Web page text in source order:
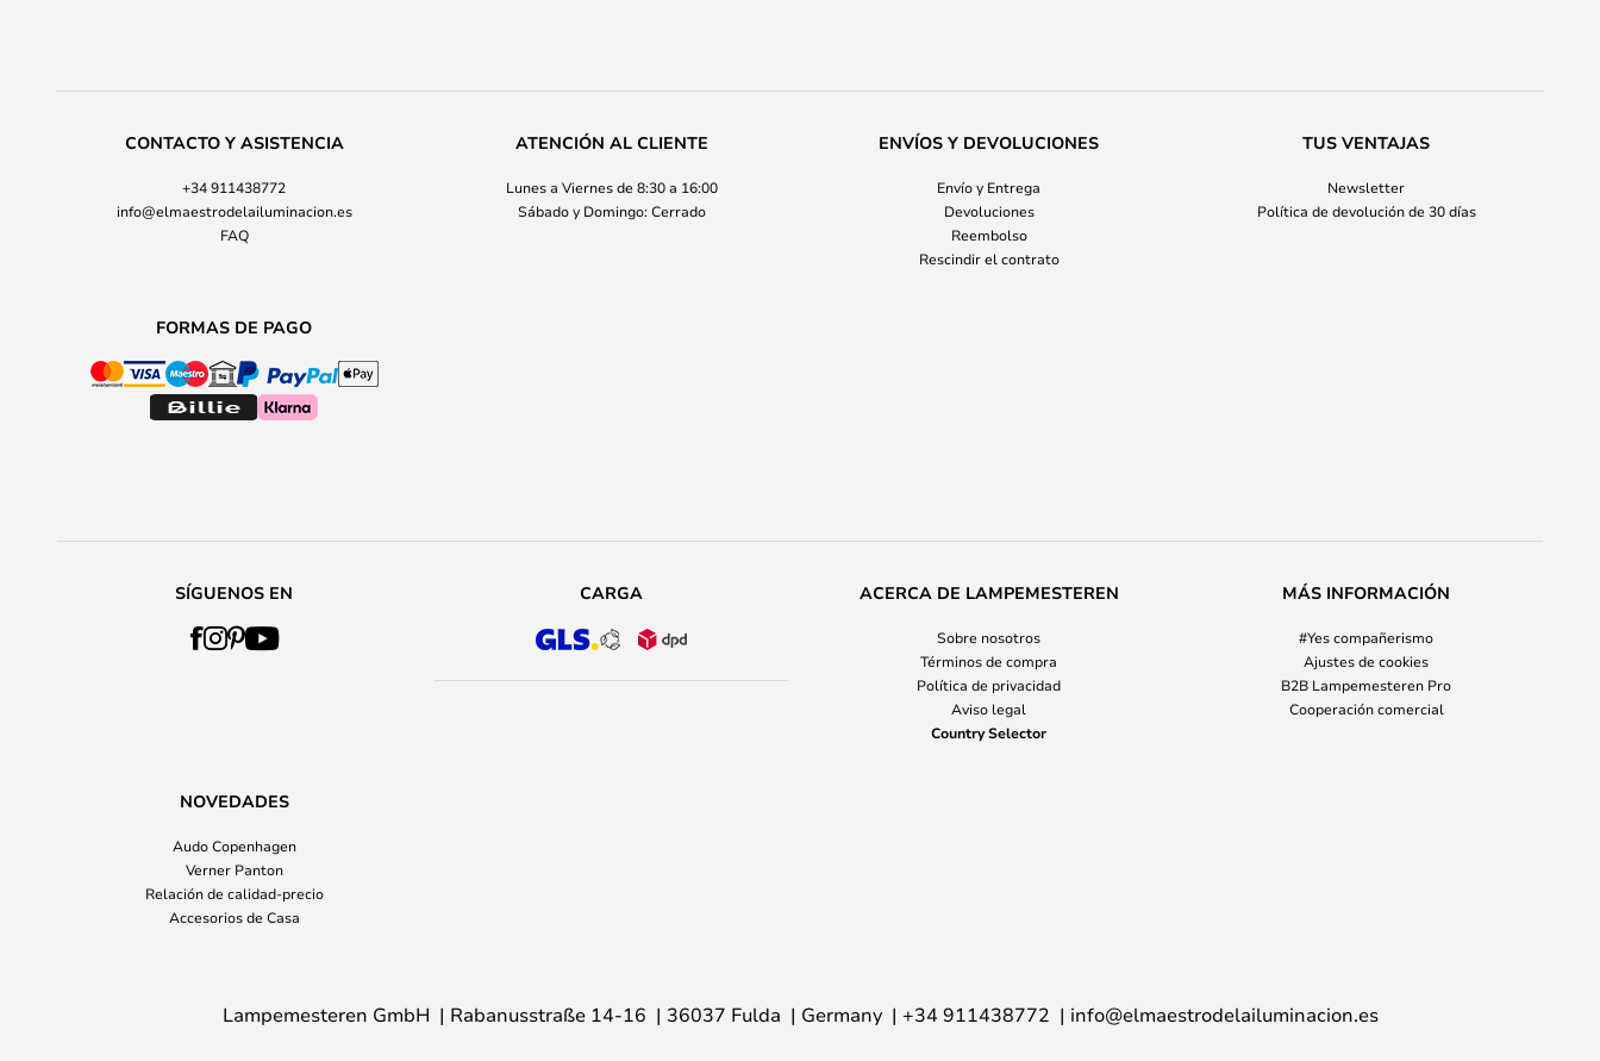
CONTACTO Y ASISTENCIA
+34 911438772
info@elmaestrodelailuminacion.es
FAQ
ATENCIÓN AL CLIENTE
Lunes a Viernes de 8:30 a 16:00
Sábado y Domingo: Cerrado
ENVÍOS Y DEVOLUCIONES
Envío y Entrega
Devoluciones
Reembolso
Rescindir el contrato
TUS VENTAJAS
Newsletter
Política de devolución de 30 días
FORMAS DE PAGO
SÍGUENOS EN CARGA ACERCA DE LAMPEMESTEREN
Sobre nosotros
Términos de compra
Política de privacidad
Aviso legal
Country Selector
MÁS INFORMACIÓN
#Yes compañerismo
Ajustes de cookies
B2B Lampemesteren Pro
Cooperación comercial
NOVEDADES
Audo Copenhagen
Verner Panton
Relación de calidad-precio
Accesorios de Casa
Lampemesteren GmbH Rabanusstraße 14-16 36037 Fulda Germany +34 911438772 info@elmaestrodelailuminacion.es